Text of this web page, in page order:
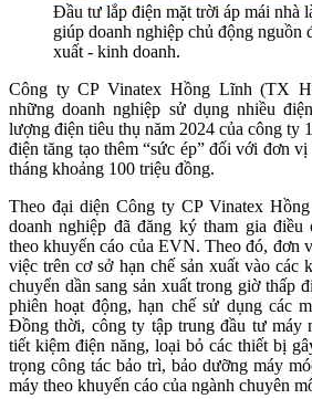
Đầu tư lắp điện mặt trời áp mái nhà
giúp doanh nghiệp chủ động nguồn
xuất - kinh doanh.
Công ty CP Vinatex Hồng Lĩnh (TX
những doanh nghiệp sử dụng nhiều
lượng điện tiêu thụ năm 2024 của công ty
điện tăng tạo thêm “sức ép” đối với đơn
tháng khoảng 100 triệu đồng.
Theo đại diện Công ty CP Vinatex
doanh nghiệp đã đăng ký tham gia
theo khuyến cáo của EVN. Theo đó, đơn
việc trên cơ sở hạn chế sản xuất vào các
chuyển dần sang sản xuất trong giờ thấp
phiên hoạt động, hạn chế sử dụng các
Đồng thời, công ty tập trung đầu tư máy
tiết kiệm điện năng, loại bỏ các thiết bị
trọng công tác bảo trì, bảo dưỡng máy
máy theo khuyến cáo của ngành chuyên